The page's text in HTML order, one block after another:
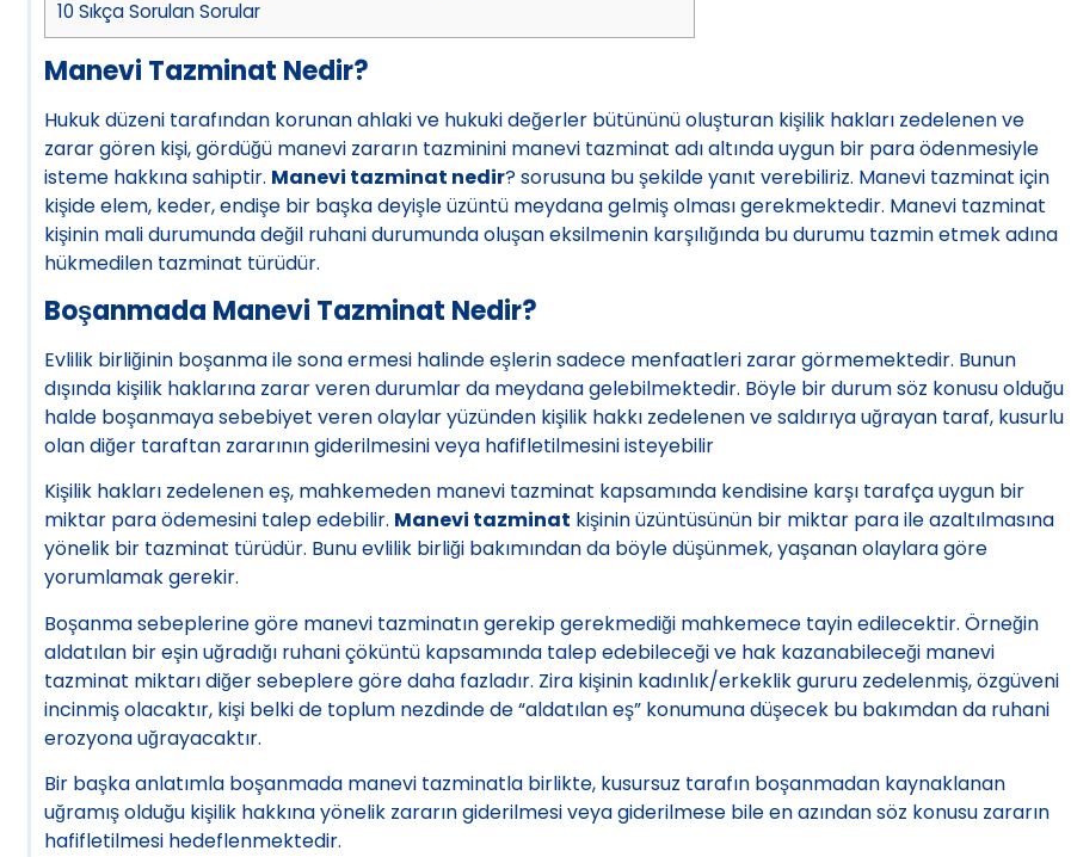
10 Sıkça Sorulan Sorular
Manevi Tazminat Nedir?
Hukuk düzeni tarafından korunan ahlaki ve hukuki değerler bütününü oluşturan kişilik hakları zedelenen ve
zarar gören kişi, gördüğü manevi zararın tazminini manevi tazminat adı altında uygun bir para ödenmesiyle
isteme hakkına sahiptir. Manevi tazminat nedir? sorusuna bu şekilde yanıt verebiliriz. Manevi tazminat için
kişide elem, keder, endişe bir başka deyişle üzüntü meydana gelmiş olması gerekmektedir. Manevi tazminat
kişinin mali durumunda değil ruhani durumunda oluşan eksilmenin karşılığında bu durumu tazmin etmek adına
hükmedilen tazminat türüdür.
Boşanmada Manevi Tazminat Nedir?
Evlilik birliğinin boşanma ile sona ermesi halinde eşlerin sadece menfaatleri zarar görmemektedir. Bunun
dışında kişilik haklarına zarar veren durumlar da meydana gelebilmektedir. Böyle bir durum söz konusu olduğu
halde boşanmaya sebebiyet veren olaylar yüzünden kişilik hakkı zedelenen ve saldırıya uğrayan taraf, kusurlu
olan diğer taraftan zararının giderilmesini veya hafifletilmesini isteyebilir
Kişilik hakları zedelenen eş, mahkemeden manevi tazminat kapsamında kendisine karşı tarafça uygun bir
miktar para ödemesini talep edebilir. Manevi tazminat kişinin üzüntüsünün bir miktar para ile azaltılmasına
yönelik bir tazminat türüdür. Bunu evlilik birliği bakımından da böyle düşünmek, yaşanan olaylara göre
yorumlamak gerekir.
Boşanma sebeplerine göre manevi tazminatın gerekip gerekmediği mahkemece tayin edilecektir. Örneğin
aldatılan bir eşin uğradığı ruhani çöküntü kapsamında talep edebileceği ve hak kazanabileceği manevi
tazminat miktarı diğer sebeplere göre daha fazladır. Zira kişinin kadınlık/erkeklik gururu zedelenmiş, özgüveni
incinmiş olacaktır, kişi belki de toplum nezdinde de “aldatılan eş” konumuna düşecek bu bakımdan da ruhani
erozyona uğrayacaktır.
Bir başka anlatımla boşanmada manevi tazminatla birlikte, kusursuz tarafın boşanmadan kaynaklanan
uğramış olduğu kişilik hakkına yönelik zararın giderilmesi veya giderilmese bile en azından söz konusu zararın
hafifletilmesi hedeflenmektedir.